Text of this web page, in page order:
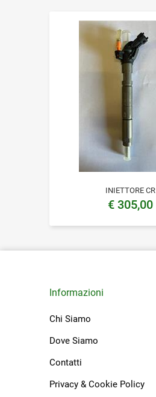
INIETTORE CR
€ 305,00
Informazioni
Chi Siamo
Dove Siamo
Contatti
Privacy & Cookie Policy